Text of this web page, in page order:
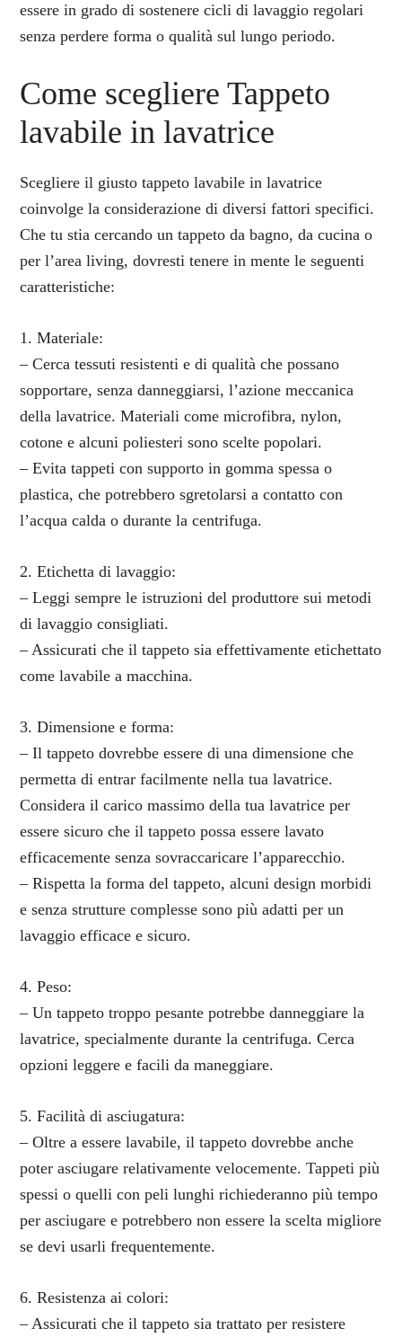
essere in grado di sostenere cicli di lavaggio regolari
senza perdere forma o qualità sul lungo periodo.
Come scegliere Tappeto
lavabile in lavatrice
Scegliere il giusto tappeto lavabile in lavatrice
coinvolge la considerazione di diversi fattori specifici.
Che tu stia cercando un tappeto da bagno, da cucina o
per l’area living, dovresti tenere in mente le seguenti
caratteristiche:
1. Materiale:
– Cerca tessuti resistenti e di qualità che possano
sopportare, senza danneggiarsi, l’azione meccanica
della lavatrice. Materiali come microfibra, nylon,
cotone e alcuni poliesteri sono scelte popolari.
– Evita tappeti con supporto in gomma spessa o
plastica, che potrebbero sgretolarsi a contatto con
l’acqua calda o durante la centrifuga.
2. Etichetta di lavaggio:
– Leggi sempre le istruzioni del produttore sui metodi
di lavaggio consigliati.
– Assicurati che il tappeto sia effettivamente etichettato
come lavabile a macchina.
3. Dimensione e forma:
– Il tappeto dovrebbe essere di una dimensione che
permetta di entrar facilmente nella tua lavatrice.
Considera il carico massimo della tua lavatrice per
essere sicuro che il tappeto possa essere lavato
efficacemente senza sovraccaricare l’apparecchio.
– Rispetta la forma del tappeto, alcuni design morbidi
e senza strutture complesse sono più adatti per un
lavaggio efficace e sicuro.
4. Peso:
– Un tappeto troppo pesante potrebbe danneggiare la
lavatrice, specialmente durante la centrifuga. Cerca
opzioni leggere e facili da maneggiare.
5. Facilità di asciugatura:
– Oltre a essere lavabile, il tappeto dovrebbe anche
poter asciugare relativamente velocemente. Tappeti più
spessi o quelli con peli lunghi richiederanno più tempo
per asciugare e potrebbero non essere la scelta migliore
se devi usarli frequentemente.
6. Resistenza ai colori:
– Assicurati che il tappeto sia trattato per resistere